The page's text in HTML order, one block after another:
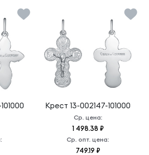
Крест 13-002147-101000
Ср. цена:
1 498.38 ₽
Ср. опт. цена:
749.19 ₽